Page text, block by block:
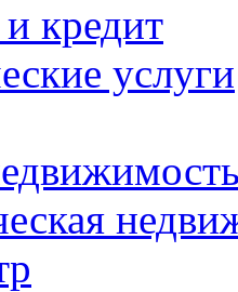
кредит
услуги